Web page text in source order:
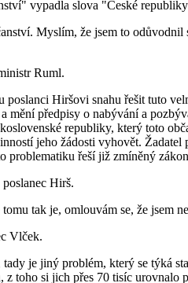
vypadla slova "České
Myslím, že jsem to
Ruml.
poslanci Hiršovi snahu řešit tuto
předpisy o nabývání a
republiky, který toto
jeho žádosti vyhovět.
řeší již zmíněný
Hirš.
tak je, omlouvám se, že jsem
Vlček.
je jiný problém, který se týká
toho si jich přes 70 tisíc